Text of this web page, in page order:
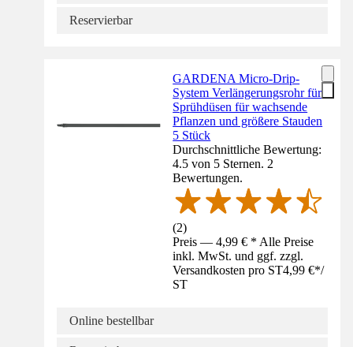
Reservierbar
GARDENA Micro-Drip-
System Verlängerungsrohr für
Sprühdüsen für wachsende
Pflanzen und größere Stauden
5 Stück
Durchschnittliche Bewertung:
4.5 von 5 Sternen. 2
Bewertungen.
(2)
Preis — 4,99 € * Alle Preise
inkl. MwSt. und ggf. zzgl.
Versandkosten pro ST4,99 €*/
ST
Online bestellbar